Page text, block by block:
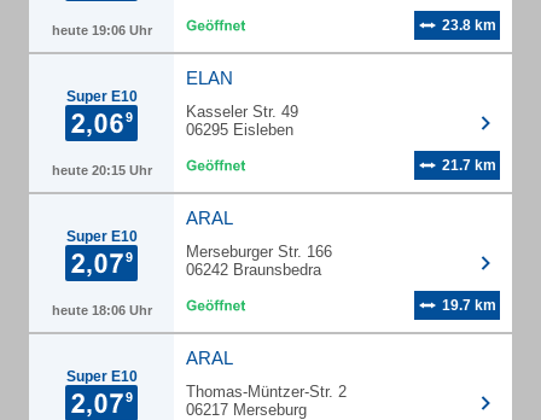
heute 19:06 Uhr 23.8 km
Super E10
heute 20:15 Uhr
ELAN
Kasseler Str. 49
06295 Eisleben
21.7 km
Super E10
heute 18:06 Uhr
ARAL
Merseburger Str. 166
06242 Braunsbedra
19.7 km
Super E10
ARAL
Thomas-Müntzer-Str. 2
06217 Merseburg